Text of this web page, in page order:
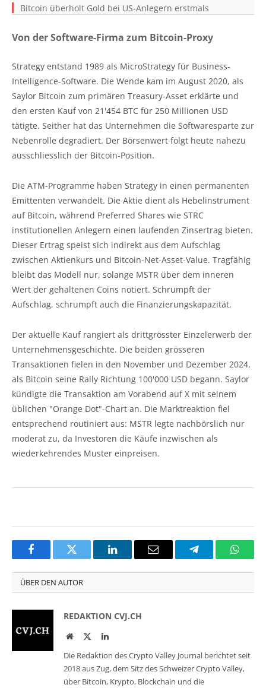
Bitcoin überholt Gold bei US-Anlegern erstmals
Von der Software-Firma zum Bitcoin-Proxy
Strategy entstand 1989 als MicroStrategy für Business-
Intelligence-Software. Die Wende kam im August 2020, als
Saylor Bitcoin zum primären Treasury-Asset erklärte und
den ersten Kauf von 21'454 BTC für 250 Millionen USD
tätigte. Seither hat das Unternehmen die Softwaresparte zur
Nebenrolle degradiert. Der Börsenwert folgt heute nahezu
ausschliesslich der Bitcoin-Position.
Die ATM-Programme haben Strategy in einen permanenten
Emittenten verwandelt. Die Aktie dient als Hebelinstrument
auf Bitcoin, während Preferred Shares wie STRC
institutionellen Anlegern einen laufenden Zinsertrag bieten.
Dieser Ertrag speist sich indirekt aus dem Aufschlag
zwischen Aktienkurs und Bitcoin-Net-Asset-Value. Tragfähig
bleibt das Modell nur, solange MSTR über dem inneren
Wert der gehaltenen Coins notiert. Schrumpft der
Aufschlag, schrumpft auch die Finanzierungskapazität.
Der aktuelle Kauf rangiert als drittgrösster Einzelerwerb der
Unternehmensgeschichte. Die beiden grösseren
Transaktionen fielen in den November und Dezember 2024,
als Bitcoin seine Rally Richtung 100'000 USD begann. Saylor
kündigte die Transaktion am Vorabend auf X mit seinem
üblichen "Orange Dot"-Chart an. Die Marktreaktion fiel
entsprechend routiniert aus: MSTR legte nachbörslich nur
moderat zu, da Investoren die Käufe inzwischen als
wiederkehrendes Muster einpreisen.
FacebookTwitter LinkedInEmail Telegram
ÜBER DEN AUTOR
REDAKTION CVJ.CH
WebsiteTwitterLinkedIn
Die Redaktion des Crypto Valley Journal berichtet seit
2018 aus Zug, dem Sitz des Schweizer Crypto Valley,
über Bitcoin, Krypto, Blockchain und die